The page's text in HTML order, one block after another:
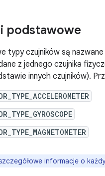
podstawowe
typy czujników są
z jednego czujnika
innych czujników).
informacje o